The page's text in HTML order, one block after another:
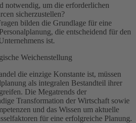
notwendig, um die erforderlichen
sicherzustellen?
bilden die Grundlage für eine
die entscheidend für den
ist.
Weichenstellung
die einzige Konstante ist, müssen
als integralen Bestandteil ihrer
Die Megatrends der
Transformation der Wirtschaft sowie
und das Wissen um aktuelle
für eine erfolgreiche Planung.